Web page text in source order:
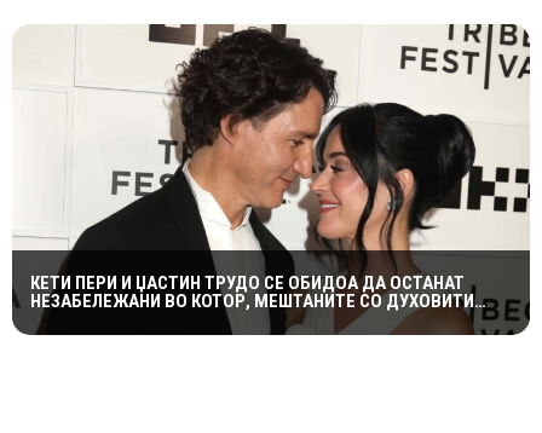
КЕТИ ПЕРИ И ЏАСТИН ТРУДО СЕ ОБИДОА ДА ОСТАНАТ
НЕЗАБЕЛЕЖАНИ ВО КОТОР, МЕШТАНИТЕ СО ДУХОВИТИ
РЕАКЦИИ: „НИКОЈ НЕ БИ ГИ ПРЕПОЗНАЛ“